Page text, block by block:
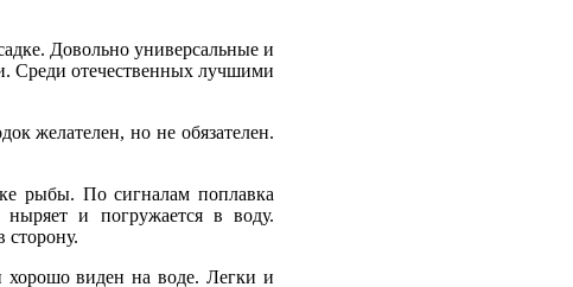
Довольно универсальные и
Среди отечественных лучшими
желателен, но не обязателен.
рыбы. По сигналам поплавка
и погружается в воду.
сторону.
виден на воде. Легки и